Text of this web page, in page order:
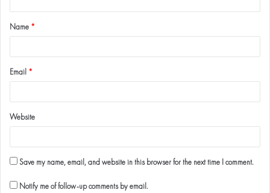
Name *
Email *
Website
Save my name, email, and website in this browser for the next time I comment.
Notify me of follow-up comments by email.